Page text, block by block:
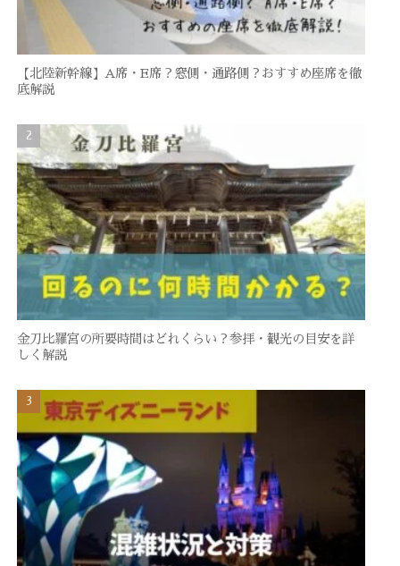
【北陸新幹線】A席・E席？窓側・通路側？おすすめ座席を徹
底解説
金刀比羅宮の所要時間はどれくらい？参拝・観光の目安を詳
しく解説